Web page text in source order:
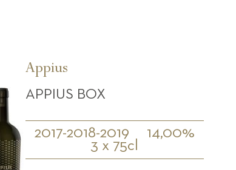
Appius
APPIUS BOX
2017-2018-2019
14,00%
3 x 75cl